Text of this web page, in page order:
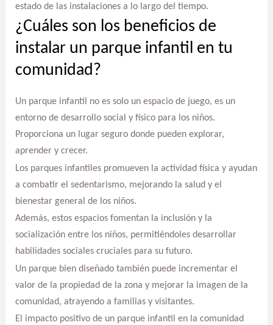
estado de las instalaciones a lo largo del tiempo.
¿Cuáles son los beneficios de
instalar un parque infantil en tu
comunidad?
Un parque infantil no es solo un espacio de juego, es un
entorno de desarrollo social y físico para los niños.
Proporciona un lugar seguro donde pueden explorar,
aprender y crecer.
Los parques infantiles promueven la actividad física y ayudan
a combatir el sedentarismo, mejorando la salud y el
bienestar general de los niños.
Además, estos espacios fomentan la inclusión y la
socialización entre los niños, permitiéndoles desarrollar
habilidades sociales cruciales para su futuro.
Un parque bien diseñado también puede incrementar el
valor de la propiedad de la zona y mejorar la imagen de la
comunidad, atrayendo a familias y visitantes.
El impacto positivo de un parque infantil en la comunidad